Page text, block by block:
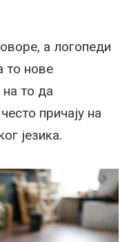
а логопеди
то нове
на то да
причају на
језика.